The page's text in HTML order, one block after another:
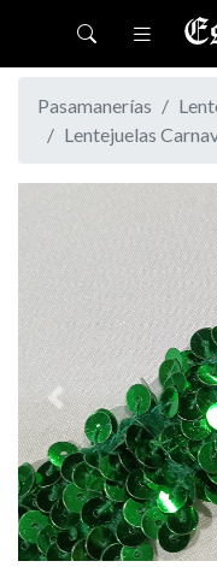
Toggle
Pasamanerías
Lentejuelas
Previous